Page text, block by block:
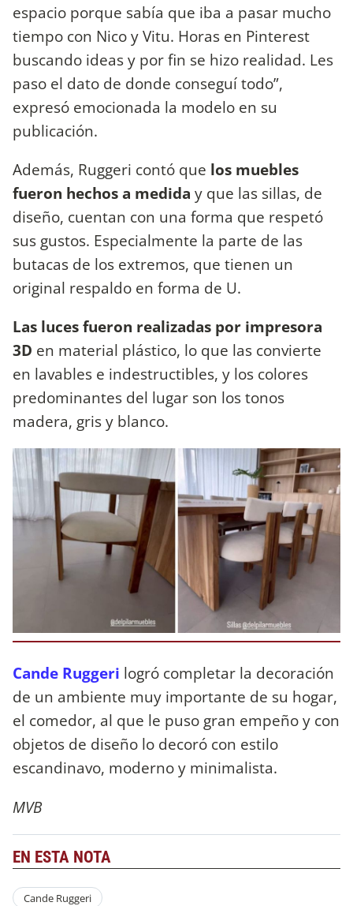
espacio porque sabía que iba a pasar mucho
tiempo con Nico y Vitu. Horas en Pinterest
buscando ideas y por fin se hizo realidad. Les
paso el dato de donde conseguí todo”,
expresó emocionada la modelo en su
publicación.
Además, Ruggeri contó que los muebles
fueron hechos a medida y que las sillas, de
diseño, cuentan con una forma que respetó
sus gustos. Especialmente la parte de las
butacas de los extremos, que tienen un
original respaldo en forma de U.
Las luces fueron realizadas por impresora
3D en material plástico, lo que las convierte
en lavables e indestructibles, y los colores
predominantes del lugar son los tonos
madera, gris y blanco.
Cande Ruggeri logró completar la decoración
de un ambiente muy importante de su hogar,
el comedor, al que le puso gran empeño y con
objetos de diseño lo decoró con estilo
escandinavo, moderno y minimalista.
MVB
EN ESTA NOTA
Cande Ruggeri